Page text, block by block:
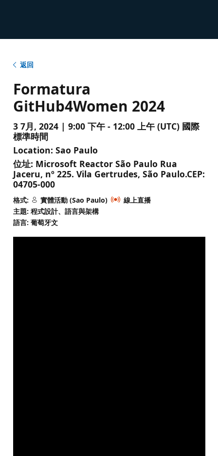
返回
Formatura
GitHub4Women 2024
3 7月, 2024 | 9:00 下午 - 12:00 上午 (UTC) 國際
標準時間
Location: Sao Paulo
位址: Microsoft Reactor São Paulo Rua
Jaceru, nº 225. Vila Gertrudes, São Paulo.CEP:
04705-000
格式: 實體活動 (Sao Paulo)
線上直播
主題: 程式設計、語言與架構
語言: 葡萄牙文